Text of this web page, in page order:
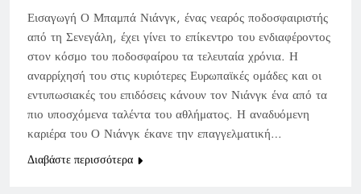
Εισαγωγή Ο Μπαμπά Νιάνγκ, ένας νεαρός ποδοσφαιριστής
από τη Σενεγάλη, έχει γίνει το επίκεντρο του ενδιαφέροντος
στον κόσμο του ποδοσφαίρου τα τελευταία χρόνια. Η
αναρρίχησή του στις κυριότερες Ευρωπαϊκές ομάδες και οι
εντυπωσιακές του επιδόσεις κάνουν τον Νιάνγκ ένα από τα
πιο υποσχόμενα ταλέντα του αθλήματος. Η αναδυόμενη
καριέρα του Ο Νιάνγκ έκανε την επαγγελματική…
Διαβάστε περισσότερα